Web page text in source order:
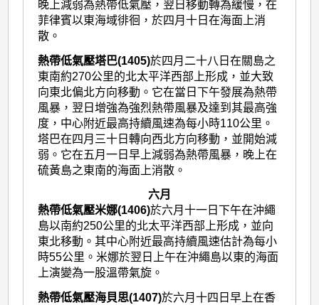
晚上減弱為熱帶低氣壓，翌日移動轉為緩慢，在
菲律賓以東海域徘徊，於四月十日在海面上消
散。
熱帶低氣壓塔巴(1405)於四月二十八日在關島之
東南約270公里的北太平洋西部上形成，並大致
向東北偏北方向移動。它在當日下午發展為熱帶
風暴，翌日增強為強烈熱帶風暴及達到其最高強
度，中心附近最高持續風速為每小時110公里。
塔巴在四月三十日轉向西北方向移動，並開始減
弱。它在五月一日早上減弱為熱帶風暴，晚上在
硫黃島之東南的海面上消散。
六月
熱帶低氣壓米娜(1406)於六月十一日下午在沖繩
島以南約250公里的北太平洋西部上形成，並向
東北移動。其中心附近最高持續風速估計為每小
時55公里。米娜於翌日上午在沖繩島以東的海面
上演變為一股溫帶氣旋。
熱帶低氣壓海貝思(1407)於六月十四日早上在香